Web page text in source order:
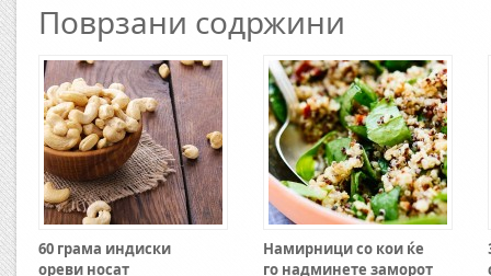
Поврзани содржини
60 грама индиски
ореви носат
Намирници со кои ќе
го надминете заморот